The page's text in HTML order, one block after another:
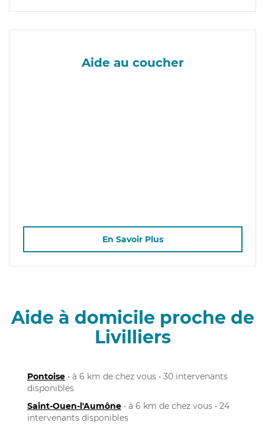
Aide au coucher
En Savoir Plus
Aide à domicile proche de
Livilliers
Pontoise • à 6 km de chez vous • 30 intervenants
disponibles
Saint-Ouen-l'Aumône • à 6 km de chez vous • 24
intervenants disponibles